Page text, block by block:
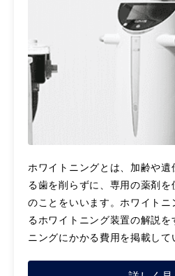
ホワイトニングとは、加齢や
る歯を削らずに、専用の薬剤
のことをいいます。ホワイト
るホワイトニング装置の解説を
ニングにかかる費用を掲載して